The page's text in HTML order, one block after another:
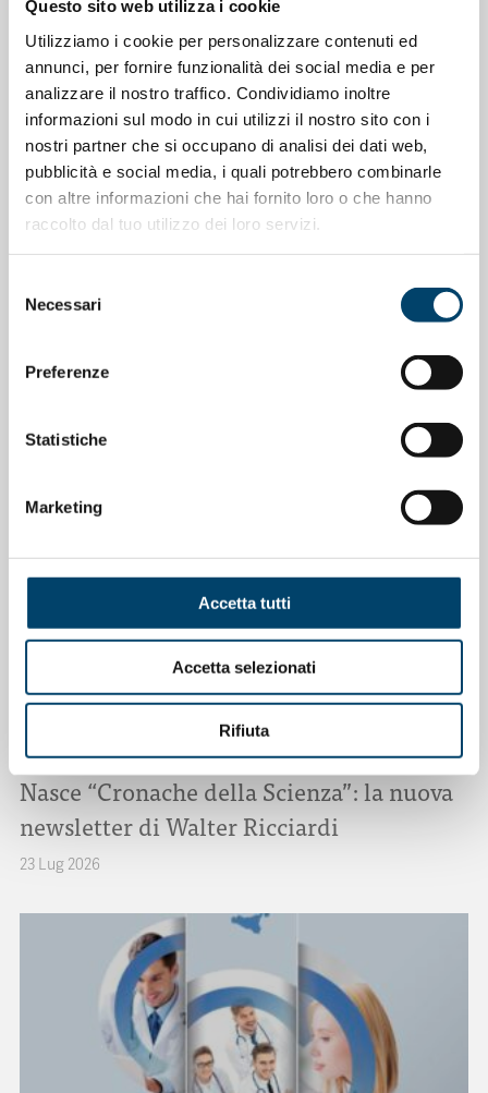
Questo sito web utilizza i cookie
Utilizziamo i cookie per personalizzare contenuti ed
annunci, per fornire funzionalità dei social media e per
analizzare il nostro traffico. Condividiamo inoltre
informazioni sul modo in cui utilizzi il nostro sito con i
nostri partner che si occupano di analisi dei dati web,
pubblicità e social media, i quali potrebbero combinarle
con altre informazioni che hai fornito loro o che hanno
raccolto dal tuo utilizzo dei loro servizi.
delNecessari
Preferenze
Statistiche
Marketing
Accetta tutti
Accetta selezionati
Rifiuta
Donne leader nella ricerca medica: il
barriere di genere
ONDA ONDANOTIZIE
Nasce “Cronache della Scienza”: la nuova
newsletter di Walter Ricciardi
23 Lug 2026